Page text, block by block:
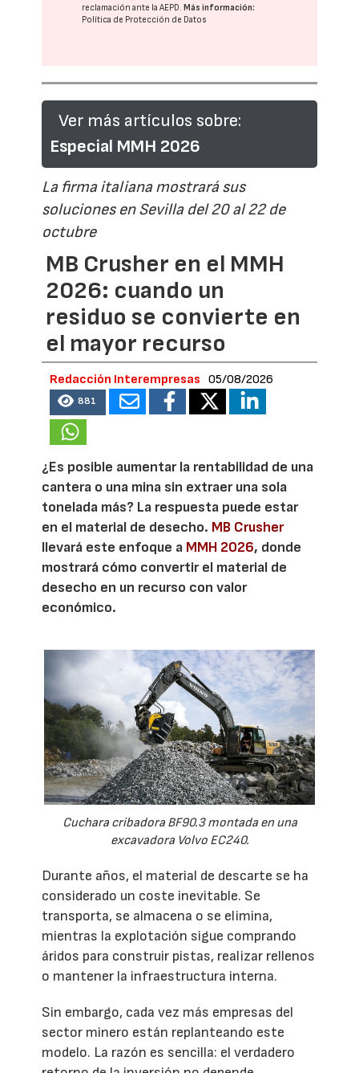
reclamación ante laAEPD.Más información:
Política de Protección de Datos
Ver más artículos sobre:
Especial MMH 2026
La firma italiana mostrará sus
soluciones en Sevilla del 20 al 22 de
octubre
MB Crusher en el MMH
2026: cuando un
residuo se convierte en
el mayor recurso
Redacción Interempresas 05/08/2026
881
¿Es posible aumentar la rentabilidad de una
cantera o una mina sin extraer una sola
tonelada más? La respuesta puede estar
en el material de desecho. MB Crusher
llevará este enfoque a MMH 2026, donde
mostrará cómo convertir el material de
desecho en un recurso con valor
económico.
Cuchara cribadora BF90.3 montada en una
excavadora Volvo EC240.
Durante años, el material de descarte se ha
considerado un coste inevitable. Se
transporta, se almacena o se elimina,
mientras la explotación sigue comprando
áridos para construir pistas, realizar rellenos
o mantener la infraestructura interna.
Sin embargo, cada vez más empresas del
sector minero están replanteando este
modelo. La razón es sencilla: el verdadero